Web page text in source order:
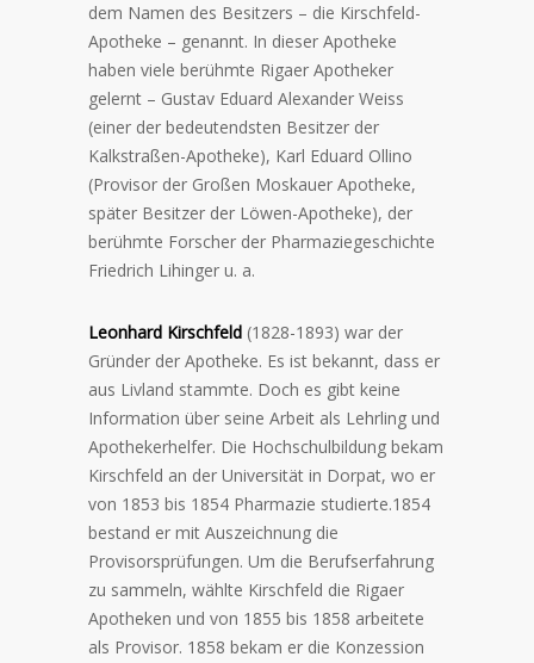
dem Namen des Besitzers – die Kirschfeld-
Apotheke – genannt. In dieser Apotheke
haben viele berühmte Rigaer Apotheker
gelernt – Gustav Eduard Alexander Weiss
(einer der bedeutendsten Besitzer der
Kalkstraßen-Apotheke), Karl Eduard Ollino
(Provisor der Großen Moskauer Apotheke,
später Besitzer der Löwen-Apotheke), der
berühmte Forscher der Pharmaziegeschichte
Friedrich Lihinger u. a.
Leonhard Kirschfeld (1828-1893) war der
Gründer der Apotheke. Es ist bekannt, dass er
aus Livland stammte. Doch es gibt keine
Information über seine Arbeit als Lehrling und
Apothekerhelfer. Die Hochschulbildung bekam
Kirschfeld an der Universität in Dorpat, wo er
von 1853 bis 1854 Pharmazie studierte.1854
bestand er mit Auszeichnung die
Provisorsprüfungen. Um die Berufserfahrung
zu sammeln, wählte Kirschfeld die Rigaer
Apotheken und von 1855 bis 1858 arbeitete
als Provisor. 1858 bekam er die Konzession